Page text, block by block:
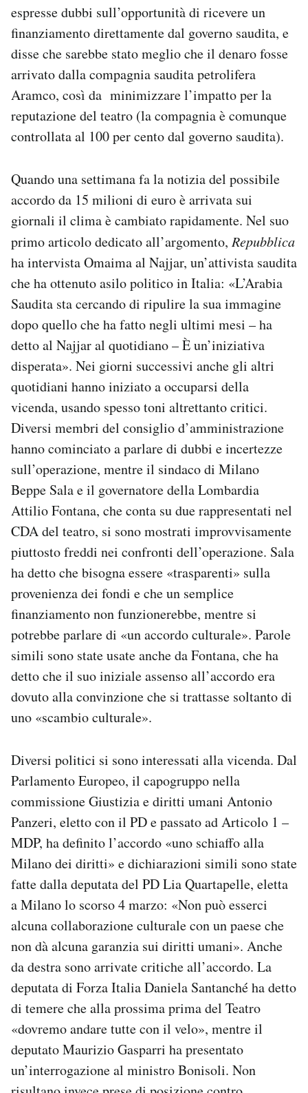
espresse dubbi sull’opportunità di ricevere un
finanziamento direttamente dal governo saudita, e
disse che sarebbe stato meglio che il denaro fosse
arrivato dalla compagnia saudita petrolifera
Aramco, così da minimizzare l’impatto per la
reputazione del teatro (la compagnia è comunque
controllata al 100 per cento dal governo saudita).
Quando una settimana fa la notizia del possibile
accordo da 15 milioni di euro è arrivata sui
giornali il clima è cambiato rapidamente. Nel suo
primo articolo dedicato all’argomento, Repubblica
ha intervista Omaima al Najjar, un’attivista saudita
che ha ottenuto asilo politico in Italia: «L’Arabia
Saudita sta cercando di ripulire la sua immagine
dopo quello che ha fatto negli ultimi mesi – ha
detto al Najjar al quotidiano – È un’iniziativa
disperata». Nei giorni successivi anche gli altri
quotidiani hanno iniziato a occuparsi della
vicenda, usando spesso toni altrettanto critici.
Diversi membri del consiglio d’amministrazione
hanno cominciato a parlare di dubbi e incertezze
sull’operazione, mentre il sindaco di Milano
Beppe Sala e il governatore della Lombardia
Attilio Fontana, che conta su due rappresentati nel
CDA del teatro, si sono mostrati improvvisamente
piuttosto freddi nei confronti dell’operazione. Sala
ha detto che bisogna essere «trasparenti» sulla
provenienza dei fondi e che un semplice
finanziamento non funzionerebbe, mentre si
potrebbe parlare di «un accordo culturale». Parole
simili sono state usate anche da Fontana, che ha
detto che il suo iniziale assenso all’accordo era
dovuto alla convinzione che si trattasse soltanto di
uno «scambio culturale».
Diversi politici si sono interessati alla vicenda. Dal
Parlamento Europeo, il capogruppo nella
commissione Giustizia e diritti umani Antonio
Panzeri, eletto con il PD e passato ad Articolo 1 –
MDP, ha definito l’accordo «uno schiaffo alla
Milano dei diritti» e dichiarazioni simili sono state
fatte dalla deputata del PD Lia Quartapelle, eletta
a Milano lo scorso 4 marzo: «Non può esserci
alcuna collaborazione culturale con un paese che
non dà alcuna garanzia sui diritti umani». Anche
da destra sono arrivate critiche all’accordo. La
deputata di Forza Italia Daniela Santanché ha detto
di temere che alla prossima prima del Teatro
«dovremo andare tutte con il velo», mentre il
deputato Maurizio Gasparri ha presentato
un’interrogazione al ministro Bonisoli. Non